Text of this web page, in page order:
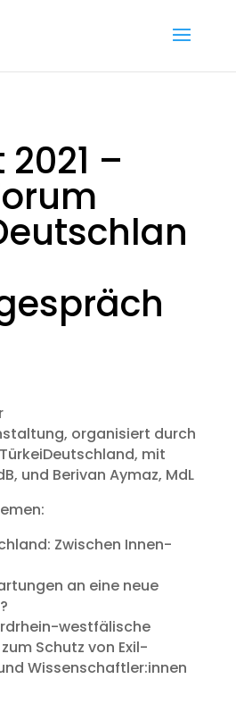
–
organisiert durch
mit
und Berivan Aymaz, MdL
Zwischen Innen-
an eine neue
westfälische
Schutz von Exil-
Wissenschaftler:innen